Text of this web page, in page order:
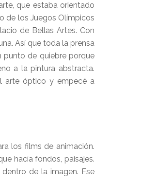
que estaba orientado
de los Juegos Olímpicos
de Bellas Artes. Con
Así que toda la prensa
punto de quiebre porque
a la pintura abstracta.
arte óptico y empecé a
los films de animación.
hacía fondos, paisajes.
de la imagen. Ese